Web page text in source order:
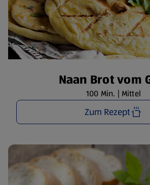
Naan Brot vom
100 Min. | Mittel
Zum Rezept